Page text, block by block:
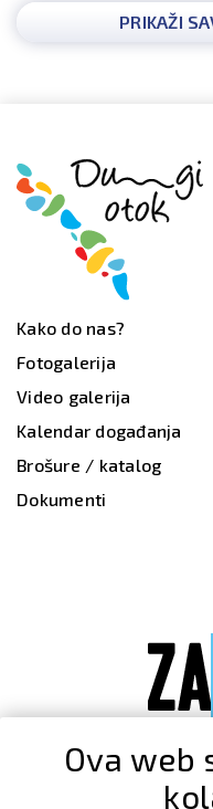
PRIKAŽI
Kako do nas?
Fotogalerija
Video galerija
Kalendar događanja
Brošure / katalog
Dokumenti
Ova web